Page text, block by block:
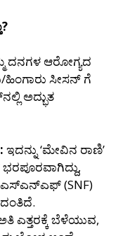
ದನಗಳ ಆರೋಗ್ಯದ
ಸೀಸನ್ ಗೆ
ಅದ್ಭುತ
ಇದನ್ನು ‘ಮೇವಿನ ರಾಣಿ’
ಎಸ್‌ಎನ್‌ಎಫ್ (SNF)
ಎತ್ತರಕ್ಕೆ ಬೆಳೆಯುವ,